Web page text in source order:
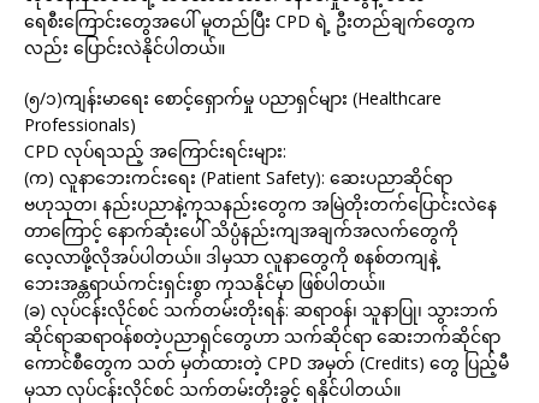
ရေစီးကြောင်းတွေအပေါ် မူတည်ပြီး CPD ရဲ့ ဦးတည်ချက်တွေက
လည်း ပြောင်းလဲနိုင်ပါတယ်။
(၅/၁)ကျန်းမာရေး စောင့်ရှောက်မှု ပညာရှင်များ (Healthcare
Professionals)
CPD လုပ်ရသည့် အကြောင်းရင်းများ:
(က) လူနာဘေးကင်းရေး (Patient Safety): ဆေးပညာဆိုင်ရာ
ဗဟုသုတ၊ နည်းပညာနဲ့ကုသနည်းတွေက အမြဲတိုးတက်ပြောင်းလဲနေ
တာကြောင့် နောက်ဆုံးပေါ် သိပ္ပံနည်းကျအချက်အလက်တွေကို
လေ့လာဖို့လိုအပ်ပါတယ်။ ဒါမှသာ လူနာတွေကို စနစ်တကျနဲ့
ဘေးအန္တရာယ်ကင်းရှင်းစွာ ကုသနိုင်မှာ ဖြစ်ပါတယ်။
(ခ) လုပ်ငန်းလိုင်စင် သက်တမ်းတိုးရန်: ဆရာဝန်၊ သူနာပြု၊ သွားဘက်
ဆိုင်ရာဆရာဝန်စတဲ့ပညာရှင်တွေဟာ သက်ဆိုင်ရာ ဆေးဘက်ဆိုင်ရာ
ကောင်စီတွေက သတ် မှတ်ထားတဲ့ CPD အမှတ် (Credits) တွေ ပြည့်မီ
မှသာ လုပ်ငန်းလိုင်စင် သက်တမ်းတိုးခွင့် ရနိုင်ပါတယ်။